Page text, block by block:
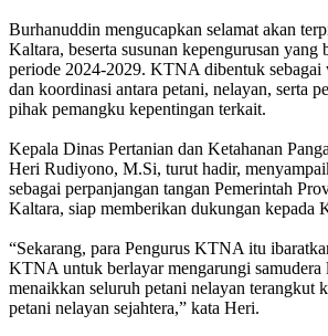
Burhanuddin mengucapkan selamat akan
Kaltara, beserta susunan kepengurusan yang
periode 2024-2029. KTNA dibentuk sebagai
dan koordinasi antara petani, nelayan, serta
pihak pemangku kepentingan terkait.
Kepala Dinas Pertanian dan Ketahanan
Heri Rudiyono, M.Si, turut hadir,
sebagai perpanjangan tangan Pemerintah
Kaltara, siap memberikan dukungan kepada
“Sekarang, para Pengurus KTNA itu
KTNA untuk berlayar mengarungi samudera
menaikkan seluruh petani nelayan terangkut
petani nelayan sejahtera,” kata Heri.